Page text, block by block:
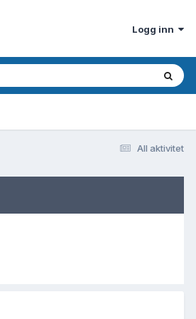
Logg inn
All aktivitet